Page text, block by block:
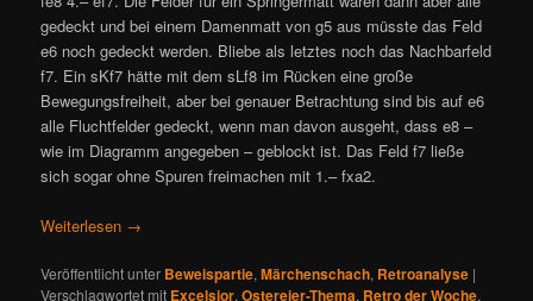
gedeckt und bei einem Damenmatt von g5 aus müsste das Feld
e6 noch gedeckt werden. Bliebe als letztes noch das Nachbarfeld
f7. Ein sKf7 hätte mit dem sLf8 im Rücken eine große
Bewegungsfreiheit, aber bei genauer Betrachtung sind bis auf e6
alle Fluchtfelder gedeckt, wenn man davon ausgeht, dass e8 –
wie im Diagramm angegeben – geblockt ist. Das Feld f7 ließe
sich sogar ohne Spuren freimachen mit 1.– fxa2.
Weiterlesen →
Veröffentlicht unter Beweispartie,Märchenschach, Retroanalyse |
Verschlagwortet mit Excelsior,Ostereier-Thema, Retro der Woche,